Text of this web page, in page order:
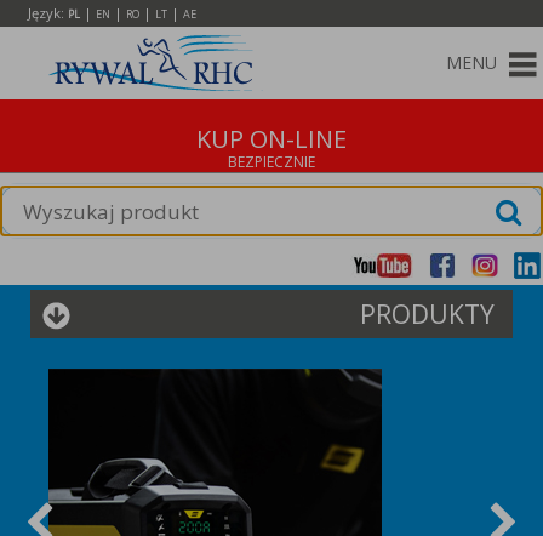
Język: PL | EN | RO | LT | AE
MENU
KUP ON-LINE
PRODUKTY